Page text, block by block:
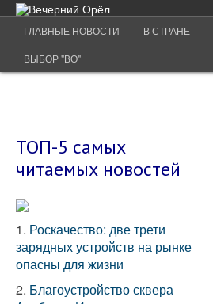
ГЛАВНЫЕ НОВОСТИ В СТРАНЕ
ВЫБОР "ВО"
ТОП-5 самых
читаемых новостей
1. Роскачество: две трети
зарядных устройств на рынке
опасны для жизни
2. Благоустройство сквера